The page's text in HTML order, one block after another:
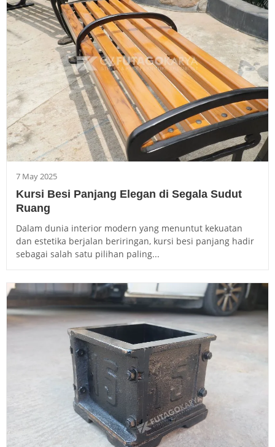
7 May 2025
Kursi Besi Panjang Elegan di Segala Sudut
Ruang
Dalam dunia interior modern yang menuntut kekuatan
dan estetika berjalan beriringan, kursi besi panjang hadir
sebagai salah satu pilihan paling...